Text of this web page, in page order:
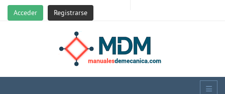
Acceder Registrarse